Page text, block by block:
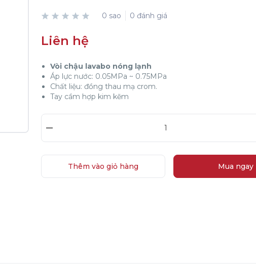
0 sao 0 đánh giá
Liên hệ
Vòi chậu lavabo nóng lạnh
Áp lực nước: 0.05MPa ~ 0.75MPa
Chất liệu: đồng thau mạ crom.
Tay cầm hợp kim kẽm
–
Thêm vào giỏ hàng Mua ngay